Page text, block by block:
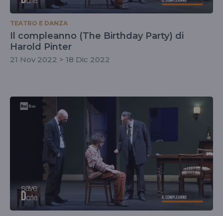
TEATRO E DANZA
Il compleanno (The Birthday Party) di
Harold Pinter
21 Nov 2022 > 18 Dic 2022